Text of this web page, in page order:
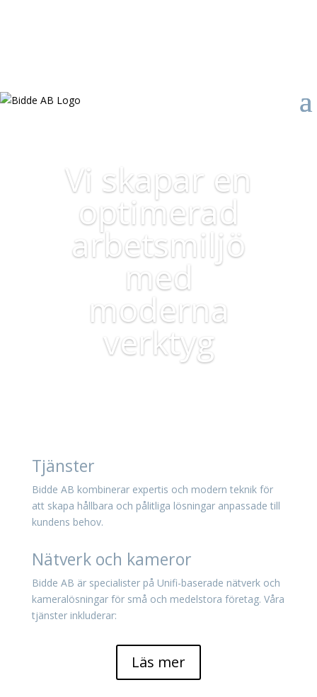
Vi skapar en
optimerad
arbetsmiljö
med
moderna
verktyg
Tjänster
Bidde AB kombinerar expertis och modern teknik för
att skapa hållbara och pålitliga lösningar anpassade till
kundens behov.
Nätverk och kameror
Bidde AB är specialister på Unifi-baserade nätverk och
kameralösningar för små och medelstora företag. Våra
tjänster inkluderar:
Läs mer